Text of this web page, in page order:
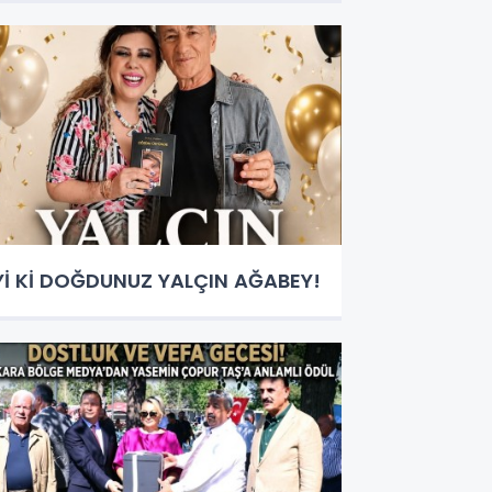
Kİ DOĞDUNUZ YALÇIN AĞABEY!